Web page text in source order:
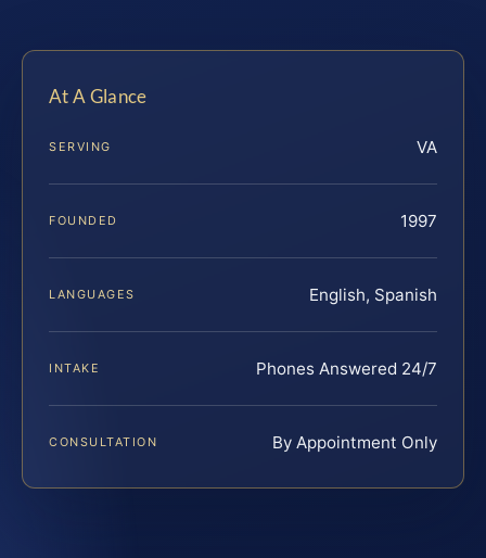
At A Glance
SERVING VA
FOUNDED 1997
LANGUAGES English, Spanish
INTAKE Phones Answered 24/7
CONSULTATION By Appointment Only